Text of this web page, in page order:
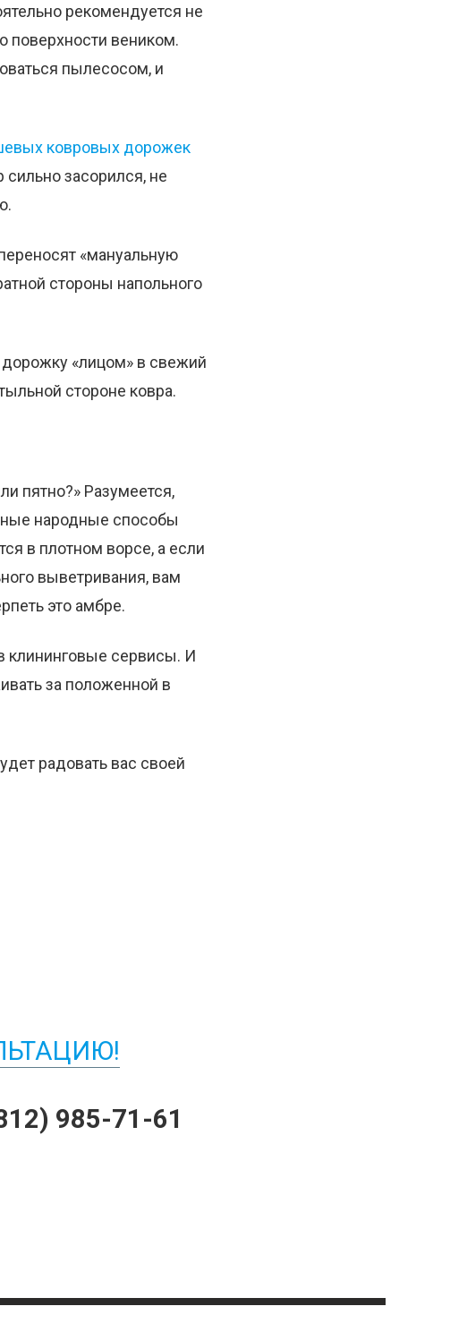
рекомендуется не
поверхности веником.
пылесосом, и
ковровых дорожек
сильно засорился, не
«мануальную
стороны напольного
«лицом» в свежий
стороне ковра.
пятно?» Разумеется,
народные способы
в плотном ворсе, а если
выветривания, вам
это амбре.
клининговые сервисы. И
за положенной в
радовать вас своей
985-71-61